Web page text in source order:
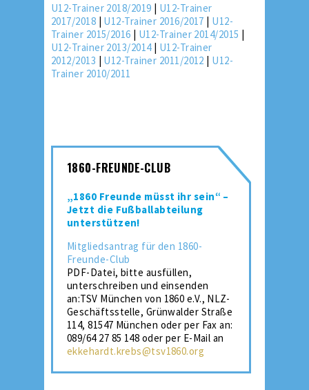
U12-Trainer 2018/2019 | U12-Trainer
2017/2018 | U12-Trainer 2016/2017 | U12-
Trainer 2015/2016 | U12-Trainer 2014/2015 |
U12-Trainer 2013/2014| U12-Trainer
2012/2013 | U12-Trainer 2011/2012 | U12-
Trainer 2010/2011
1860-FREUNDE-CLUB
„1860 Freunde müsst ihr sein“ –
Jetzt die Fußballabteilung
unterstützen!
Mitgliedsantrag für den 1860-
Freunde-Club
PDF-Datei, bitte ausfüllen,
unterschreiben und einsenden
an:TSV München von 1860 e.V., NLZ-
Geschäftsstelle, Grünwalder Straße
114, 81547 München oder per Fax an:
089/64 27 85 148 oder per E-Mail an
ekkehardt.krebs@tsv1860.org